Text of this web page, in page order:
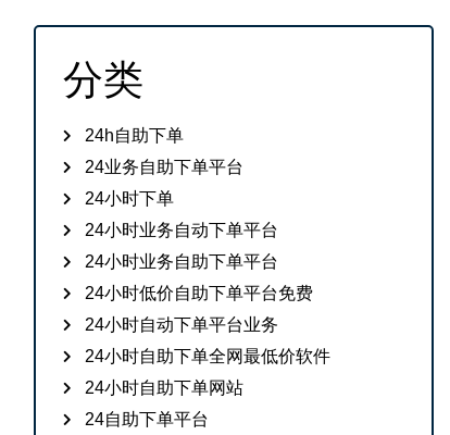
分类
24h自助下单
24业务自助下单平台
24小时下单
24小时业务自动下单平台
24小时业务自助下单平台
24小时低价自助下单平台免费
24小时自动下单平台业务
24小时自助下单全网最低价软件
24小时自助下单网站
24自助下单平台